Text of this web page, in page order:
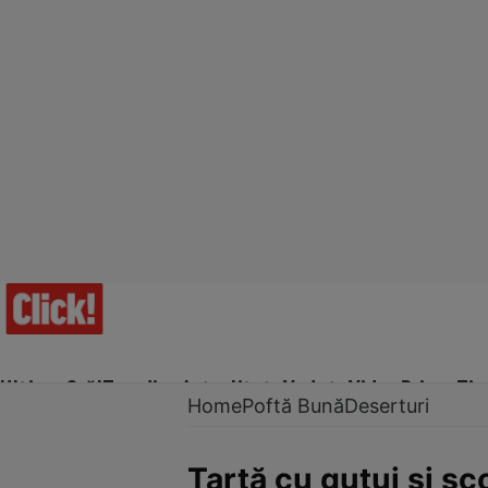
Ultima Oră!Trending Actualitate Vedete Video Prime Time
HomePoftă BunăDeserturi
Tartă cu gutui și